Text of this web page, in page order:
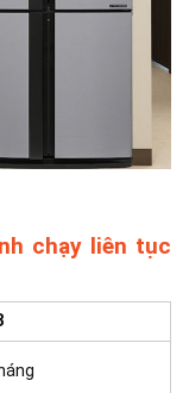
chạy liên tục